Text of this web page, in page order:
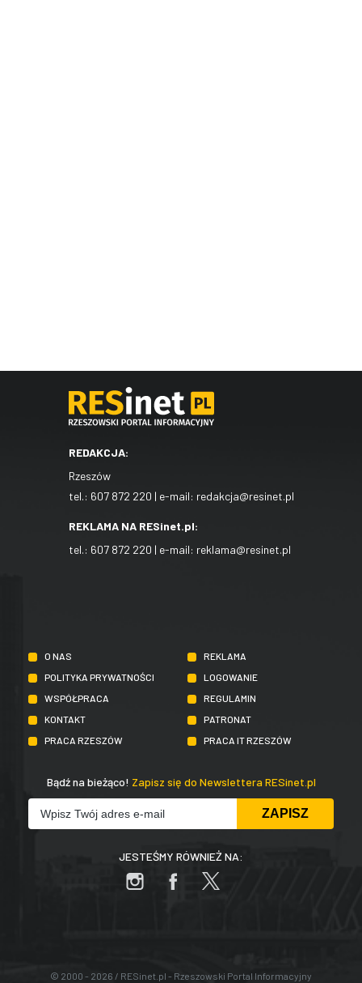
REDAKCJA:
Rzeszów
tel.: 607 872 220 | e-mail: redakcja@resinet.pl
REKLAMA NA RESinet.pl:
tel.: 607 872 220 | e-mail: reklama@resinet.pl
O NAS
REKLAMA
POLITYKA PRYWATNOŚCI
LOGOWANIE
WSPÓŁPRACA
REGULAMIN
KONTAKT
PATRONAT
PRACA RZESZÓW
PRACA IT RZESZÓW
Bądź na bieżąco! Zapisz się do Newslettera RESinet.pl
JESTEŚMY RÓWNIEŻ NA:
© 2000 - 2026 / RESinet.pl - Rzeszowski Portal Informacyjny